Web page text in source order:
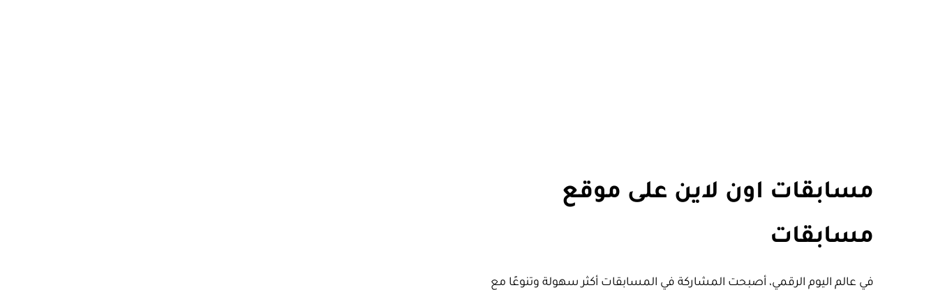
مسابقات اون لاين على موقع
مسابقات
في عالم اليوم الرقمي، أصبحت المشاركة في المسابقات أكثر سهولة وتنوعًا مع